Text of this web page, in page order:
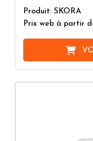
Produit: SKORA
Prix web à partir